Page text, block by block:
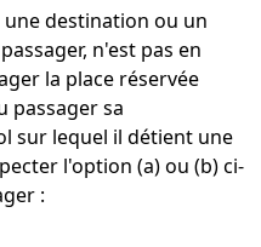
une destination ou un
n'est pas en
la place réservée
passager sa
sur lequel il détient une
l'option (a) ou (b) ci-
: